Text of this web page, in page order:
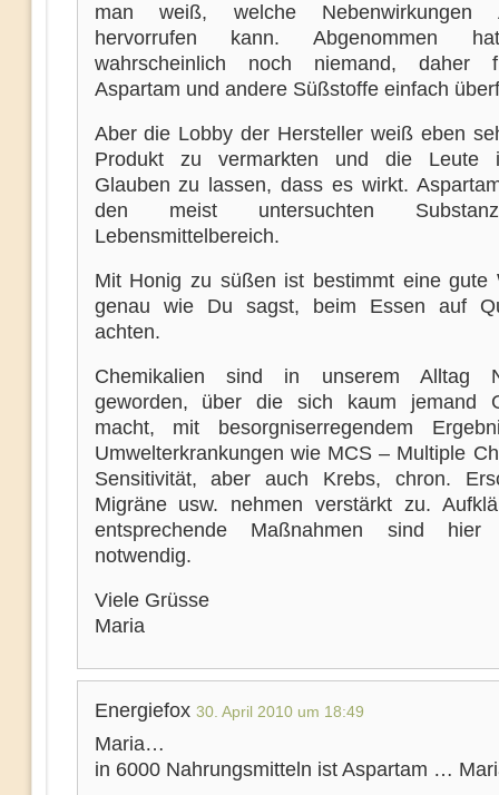
man weiß, welche Nebenwirkungen
hervorrufen kann. Abgenommen
wahrscheinlich noch niemand, daher
Aspartam und andere Süßstoffe einfach
Aber die Lobby der Hersteller weiß eben
Produkt zu vermarkten und die Leute
Glauben zu lassen, dass es wirkt.
den meist untersuchten
Lebensmittelbereich.
Mit Honig zu süßen ist bestimmt eine gute
genau wie Du sagst, beim Essen auf
achten.
Chemikalien sind in unserem Alltag
geworden, über die sich kaum jemand
macht, mit besorgniserregendem
Umwelterkrankungen wie MCS – Multiple
Sensitivität, aber auch Krebs, chron.
Migräne usw. nehmen verstärkt zu.
entsprechende Maßnahmen sind hier
notwendig.
Viele Grüsse
Maria
Energiefox 30. April 2010 um 18:49
Maria…
in 6000 Nahrungsmitteln ist Aspartam …